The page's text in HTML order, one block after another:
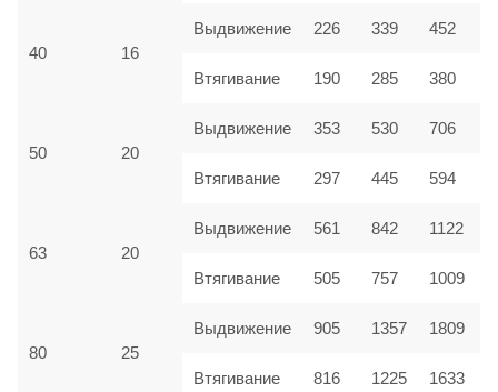
40 16
Выдвижение 226 339 452
Втягивание 190 285 380
50 20
Выдвижение 353 530 706
Втягивание 297 445 594
63 20
Выдвижение 561 842 1122
Втягивание 505 757 1009
80 25
Выдвижение 905 1357 1809
Втягивание 816 1225 1633